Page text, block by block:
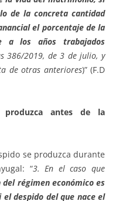
de la concreta cantidad
el porcentaje de la
a los años trabajados
386/2019, de 3 de julio, y
de otras anteriores)” (F.D
antes de la
se produzca durante
“3. En el caso que
régimen económico es
despido del que nace el